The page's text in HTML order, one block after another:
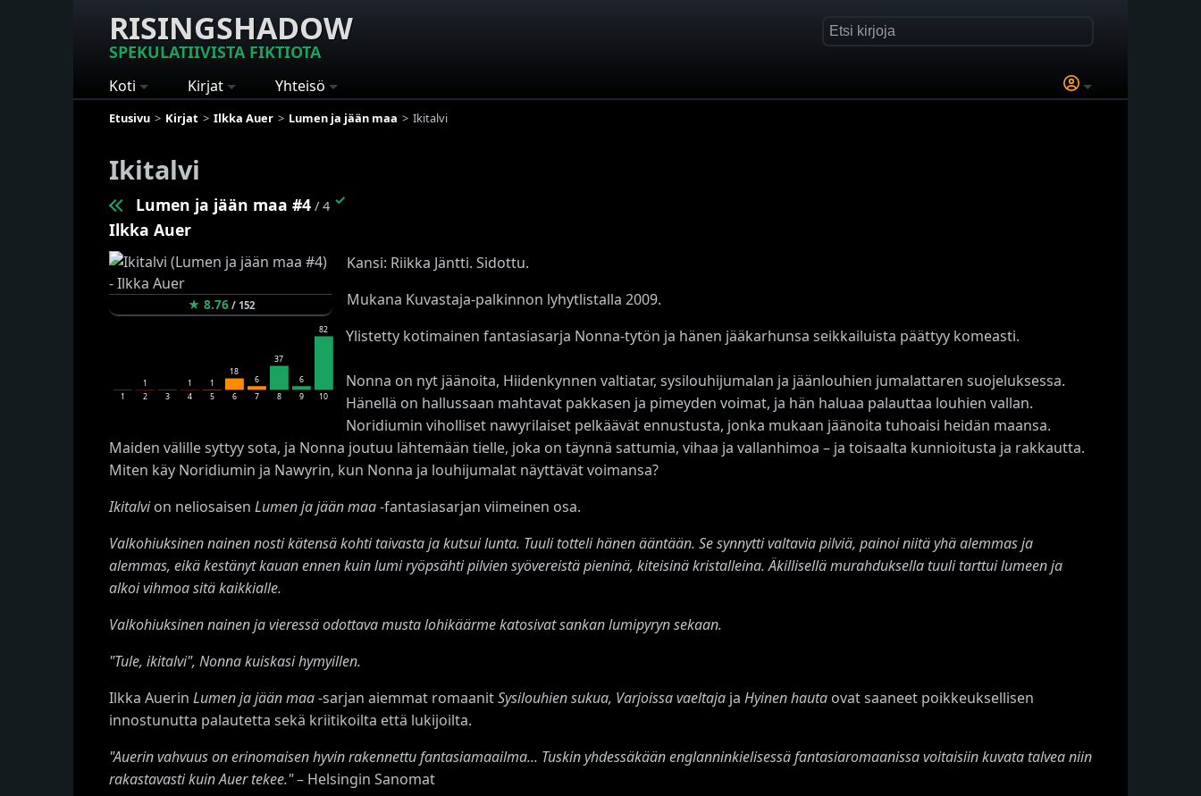
RISINGSHADOW
SPEKULATIIVISTA FIKTIOTA
Koti Kirjat Yhteisö
Etusivu Kirjat Ilkka Auer Lumen ja jään maa Ikitalvi
Ikitalvi
Lumen ja jään maa #4 / 4 ✓
Ilkka Auer
★ 8.76/ 152
1
1
2
3
1
4
1
5
18
6
6
7
37
8
6
9
82
10
Kansi: Riikka Jäntti. Sidottu.
Mukana Kuvastaja-palkinnon lyhytlistalla 2009.
Ylistetty kotimainen fantasiasarja Nonna-tytön ja hänen jääkarhunsa seikkailuista päättyy komeasti.
Nonna on nyt jäänoita, Hiidenkynnen valtiatar, sysilouhijumalan ja jäänlouhien jumalattaren suojeluksessa.
Hänellä on hallussaan mahtavat pakkasen ja pimeyden voimat, ja hän haluaa palauttaa louhien vallan.
Noridiumin viholliset nawyrilaiset pelkäävät ennustusta, jonka mukaan jäänoita tuhoaisi heidän maansa.
Maiden välille syttyy sota, ja Nonna joutuu lähtemään tielle, joka on täynnä sattumia, vihaa ja vallanhimoa – ja toisaalta kunnioitusta ja rakkautta.
Miten käy Noridiumin ja Nawyrin, kun Nonna ja louhijumalat näyttävät voimansa?
Ikitalvion neliosaisen Lumen ja jään maa-fantasiasarjan viimeinen osa.
Valkohiuksinen nainen nosti kätensä kohti taivasta ja kutsui lunta. Tuuli totteli hänen ääntään. Se synnytti valtavia pilviä, painoi niitä yhä alemmas ja
alemmas, eikä kestänyt kauan ennen kuin lumi ryöpsähti pilvien syövereistä pieninä, kiteisinä kristalleina. Äkillisellä murahduksella tuuli tarttui lumeen ja
alkoi vihmoa sitä kaikkialle.
Valkohiuksinen nainen ja vieressä odottava musta lohikäärme katosivat sankan lumipyryn sekaan.
"Tule, ikitalvi", Nonna kuiskasi hymyillen.
Ilkka Auerin Lumen ja jään maa-sarjan aiemmat romaanitSysilouhien sukua, Varjoissa vaeltaja ja Hyinen hauta ovat saaneet poikkeuksellisen
innostunutta palautetta sekä kriitikoilta että lukijoilta.
"Auerin vahvuus on erinomaisen hyvin rakennettu fantasiamaailma... Tuskin yhdessäkään englanninkielisessä fantasiaromaanissa voitaisiin kuvata talvea niin
rakastavasti kuin Auer tekee."– Helsingin Sanomat